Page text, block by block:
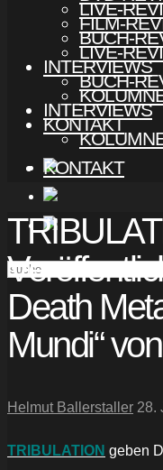
LIVE-
BUCH-
INTERVIEWS
KONTAKT
FILM-
LIVE-
BUCH-
INTERVIEWS
KONTAKT
Death
Mundi“
Helmut Ballerstaller 28.
TRIBULATION geben